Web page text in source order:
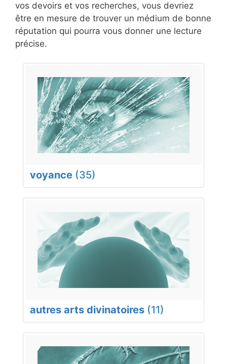
vos devoirs et vos recherches, vous devriez
être en mesure de trouver un médium de bonne
réputation qui pourra vous donner une lecture
précise.
voyance (35)
autres arts divinatoires (11)